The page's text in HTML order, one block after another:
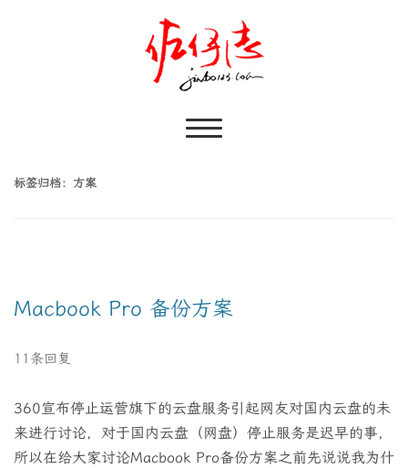
标签归档： 方案
Macbook Pro 备份方案
11条回复
360宣布停止运营旗下的云盘服务引起网友对国内云盘的未
来进行讨论，对于国内云盘（网盘）停止服务是迟早的事，
所以在给大家讨论Macbook Pro备份方案之前先说说我为什